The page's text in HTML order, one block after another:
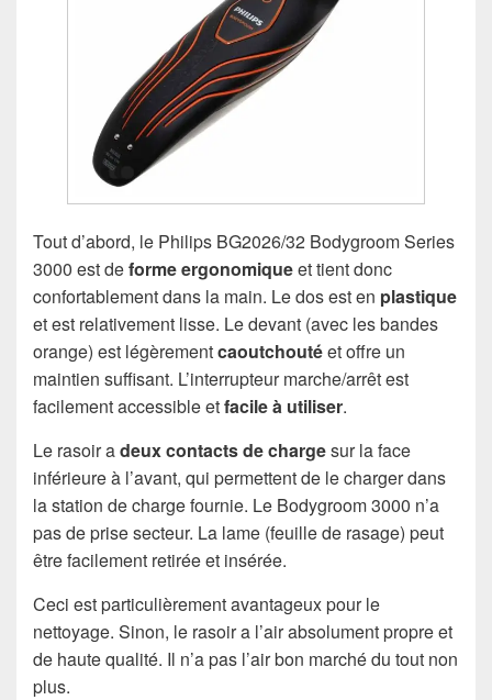
Tout d’abord, le Philips BG2026/32 Bodygroom Series
3000 est deforme ergonomiqueet tient donc
confortablement dans la main. Le dos est en plastique
et est relativement lisse. Le devant (avec les bandes
orange) est légèrementcaoutchoutéet offre un
maintien suffisant. L’interrupteur marche/arrêt est
facilement accessible etfacile à utiliser.
Le rasoir adeux contactsde chargesur la face
inférieure à l’avant, qui permettent de le charger dans
la station de charge fournie. Le Bodygroom 3000 n’a
pas de prise secteur. La lame (feuille de rasage) peut
être facilement retirée et insérée.
Ceci est particulièrement avantageux pour le
nettoyage. Sinon, le rasoir a l’air absolument propre et
de haute qualité. Il n’a pas l’air bon marché du tout non
plus.